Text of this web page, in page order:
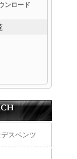
ンロード
デスベンツ